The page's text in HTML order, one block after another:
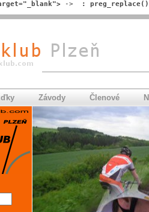
-> :
Závody Členové